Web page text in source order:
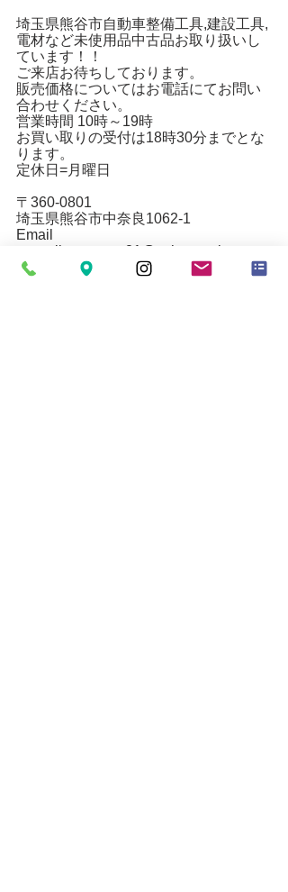
埼玉県熊谷市自動車整備工具,建設工具,
電材など未使用品中古品お取り扱いし
ています！！
ご来店お待ちしております。
販売価格についてはお電話にてお問い
合わせください。
営業時間 10時～19時
お買い取りの受付は18時30分までとな
ります。
定休日=月曜日
〒360-0801
埼玉県熊谷市中奈良1062-1
Email
mytoolkumagaya21@yahoo.co.jp
www.mytoolkumagaya.com